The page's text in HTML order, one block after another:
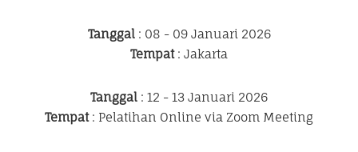
Tanggal: 08 - 09 Januari 2026
Tempat: Jakarta
Tanggal : 12 - 13 Januari 2026
Tempat: Pelatihan Online via Zoom Meeting